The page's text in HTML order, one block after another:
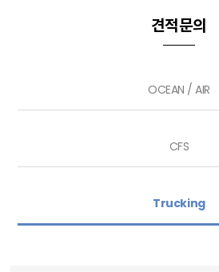
견적문의
OCEAN / AIR
CFS
Trucking